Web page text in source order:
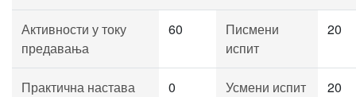
Активности у току
предавања
60
Писмени
испит
20
Практична настава 0 Усмени испит 20